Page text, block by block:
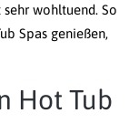
wohltuend. So
Spas genießen,
Hot Tub